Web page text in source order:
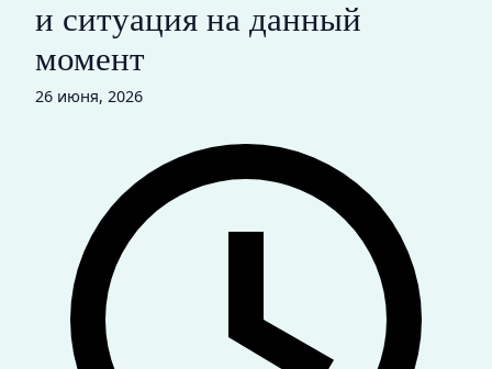
и ситуация на данный
момент
26 июня, 2026